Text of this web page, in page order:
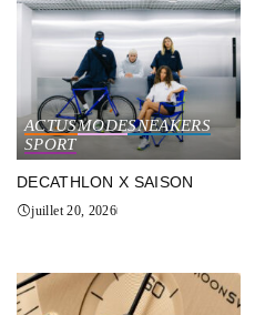
ACTUSMODESNEAKERS
SPORT
DECATHLON X SAISON
juillet 20, 2026